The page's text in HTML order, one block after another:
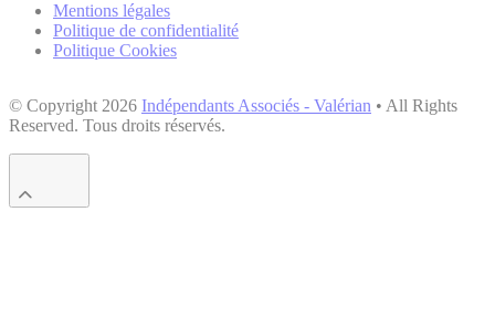
Mentions légales
Politique de confidentialité
Politique Cookies
© Copyright 2026 Indépendants Associés - Valérian • All Rights
Reserved. Tous droits réservés.